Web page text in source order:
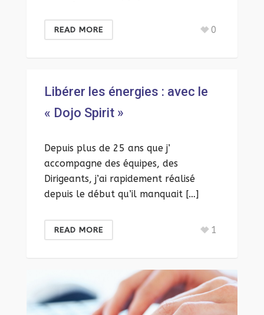
READ MORE 0
Libérer les énergies : avec le
« Dojo Spirit »
Depuis plus de 25 ans que j’
accompagne des équipes, des
Dirigeants, j’ai rapidement réalisé
depuis le début qu’il manquait […]
READ MORE 1